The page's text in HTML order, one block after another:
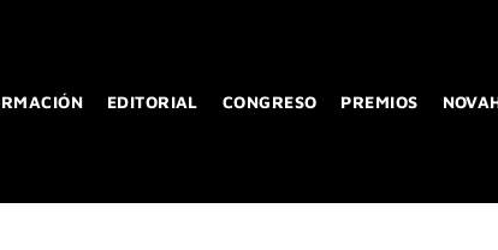
EDITORIAL CONGRESO PREMIOS